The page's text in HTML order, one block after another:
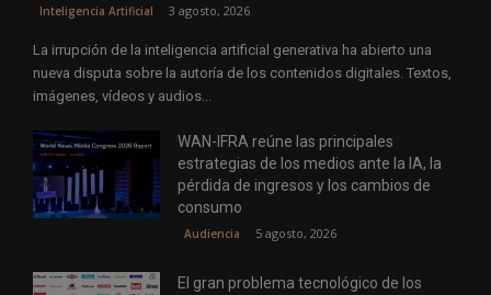
Inteligencia Artificial 3 agosto, 2026
La irrupción de la inteligencia artificial generativa ha abierto una
nueva disputa sobre la autoría de los contenidos digitales. Textos,
imágenes, vídeos y audios...
WAN-IFRA reúne las principales
estrategias de los medios ante la IA, la
pérdida de ingresos y los cambios de
consumo
Audiencia 5 agosto, 2026
El gran problema tecnológico de los